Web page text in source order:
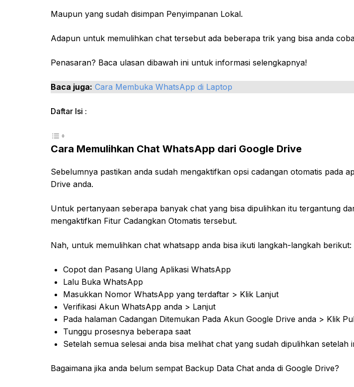
Maupun yang sudah disimpan Penyimpanan Lokal.
Adapun untuk memulihkan chat tersebut ada beberapa trik yang bisa anda
Penasaran? Baca ulasan dibawah ini untuk informasi selengkapnya!
Baca juga: Cara Membuka WhatsApp di Laptop
Daftar Isi :
Cara Memulihkan Chat WhatsApp dari Google Drive
Sebelumnya pastikan anda sudah mengaktifkan opsi cadangan otomatis pada
Drive anda.
Untuk pertanyaan seberapa banyak chat yang bisa dipulihkan itu tergantung
mengaktifkan Fitur Cadangkan Otomatis tersebut.
Nah, untuk memulihkan chat whatsapp anda bisa ikuti langkah-langkah berikut:
Copot dan Pasang Ulang Aplikasi WhatsApp
Lalu Buka WhatsApp
Masukkan Nomor WhatsApp yang terdaftar > Klik Lanjut
Verifikasi Akun WhatsApp anda > Lanjut
Pada halaman Cadangan Ditemukan Pada Akun Google Drive anda > Klik
Tunggu prosesnya beberapa saat
Setelah semua selesai anda bisa melihat chat yang sudah dipulihkan setelah
Bagaimana jika anda belum sempat Backup Data Chat anda di Google Drive?